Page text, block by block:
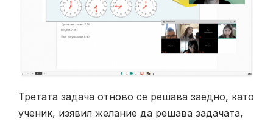
Третата задача отново се решава заедно, като
ученик, изявил желание да решава задачата,